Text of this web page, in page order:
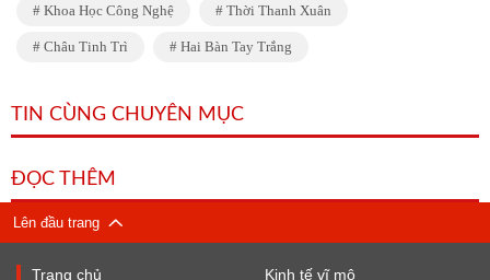
Khoa Học Công Nghệ Thời Thanh Xuân
Châu Tinh Trì Hai Bàn Tay Trắng
TIN CÙNG CHUYÊN MỤC
ĐỌC THÊM
Lên đầu trang
Trang chủ Kinh tế vĩ mô